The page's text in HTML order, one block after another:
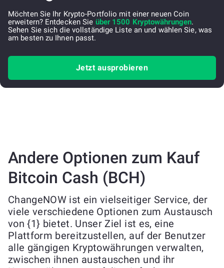
Möchten Sie Ihr Krypto-Portfolio mit einer neuen Coin
erweitern? Entdecken Sie über 1500 Kryptowährungen.
Sehen Sie sich die vollständige Liste an und wählen Sie, was
am besten zu Ihnen passt.
Jetzt ausprobieren
Andere Optionen zum Kauf
Bitcoin Cash (BCH)
ChangeNOW ist ein vielseitiger Service, der
viele verschiedene Optionen zum Austausch
von {1} bietet. Unser Ziel ist es, eine
Plattform bereitzustellen, auf der Benutzer
alle gängigen Kryptowährungen verwalten,
zwischen ihnen austauschen und ihr